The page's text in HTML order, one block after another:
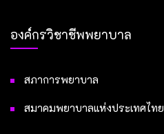
องค์กรวิชาชีพพยาบาล
สภาการพยาบาล
สมาคมพยาบาลแห่งประเทศไทย